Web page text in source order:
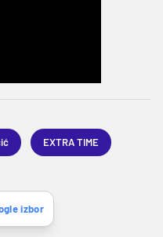
EXTRA TIME
izbor